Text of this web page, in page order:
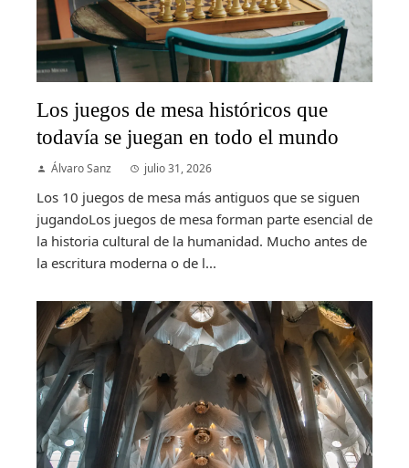
Los juegos de mesa históricos que
todavía se juegan en todo el mundo
Álvaro Sanz julio 31, 2026
Los 10 juegos de mesa más antiguos que se siguen
jugandoLos juegos de mesa forman parte esencial de
la historia cultural de la humanidad. Mucho antes de
la escritura moderna o de l...